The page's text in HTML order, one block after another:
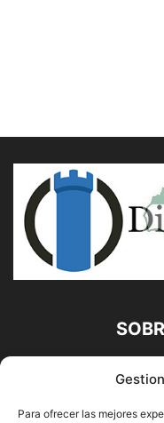
Para ofrecer las mejores
Diario Alhaurín
Francisco E. López
Alhaurín de